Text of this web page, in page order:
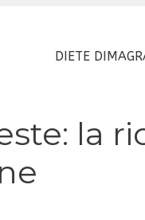
DIETE
la